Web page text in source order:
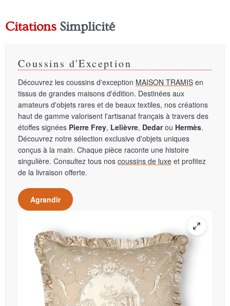
Citations Simplicité
Coussins d'Exception
Découvrez les coussins d'exception MAISON TRAMIS en
tissus de grandes maisons d'édition. Destinées aux
amateurs d'objets rares et de beaux textiles, nos créations
haut de gamme valorisent l'artisanat français à travers des
étoffes signées Pierre Frey, Lelièvre, Dedarou Hermès.
Découvrez notre sélection exclusive d'objets uniques
conçus à la main. Chaque pièce raconte une histoire
singulière. Consultez tous nos coussins de luxe et profitez
de la livraison offerte.
Agrandir